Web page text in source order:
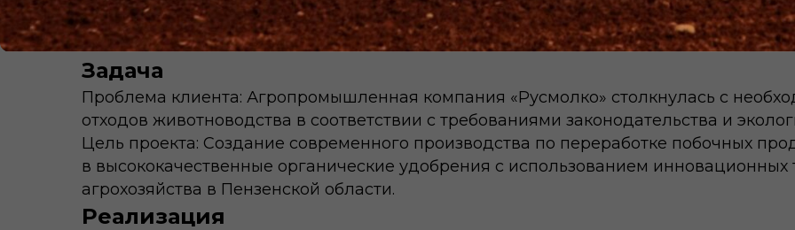
Задача
Проблема клиента: Агропромышленная компания «Русмолко» столкнулась с
отходов животноводства в соответствии с требованиями законодательства и
Цель проекта: Создание современного производства по переработке побочных
в высококачественные органические удобрения с использованием инновационных
агрохозяйства в Пензенской области.
Реализация